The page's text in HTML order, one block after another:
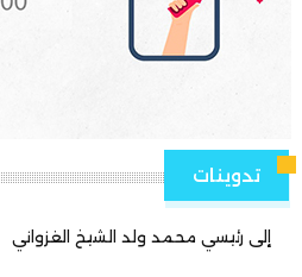
تدوينات
إلى رئيسي محمد ولد الشيخ الغزواني